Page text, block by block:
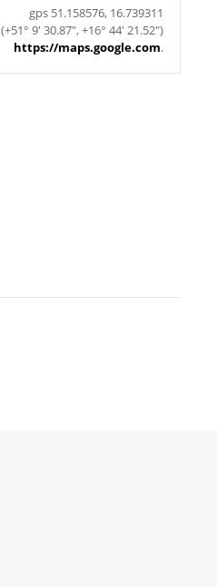
gps 51.158576, 16.739311
(+51° 9' 30.87", +16° 44' 21.52")
https://maps.google.com.